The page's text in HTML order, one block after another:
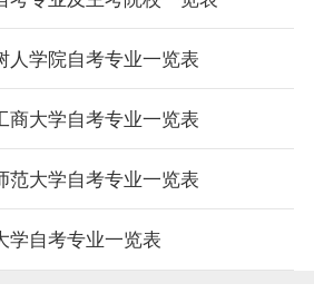
人学院自考专业一览表
商大学自考专业一览表
范大学自考专业一览表
学自考专业一览表